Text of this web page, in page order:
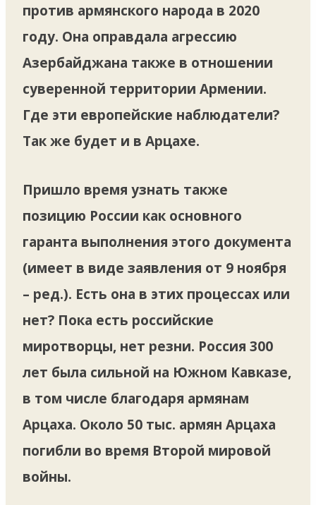
против армянского народа в 2020
году. Она оправдала агрессию
Азербайджана также в отношении
суверенной территории Армении.
Где эти европейские наблюдатели?
Так же будет и в Арцахе.
Пришло время узнать также
позицию России как основного
гаранта выполнения этого документа
(имеет в виде заявления от 9 ноября
– ред.). Есть она в этих процессах или
нет? Пока есть российские
миротворцы, нет резни. Россия 300
лет была сильной на Южном Кавказе,
в том числе благодаря армянам
Арцаха. Около 50 тыс. армян Арцаха
погибли во время Второй мировой
войны.